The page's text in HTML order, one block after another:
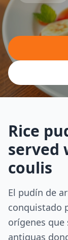
Rice
served
coulis
El pudín de
conquistado
orígenes que
antiguas